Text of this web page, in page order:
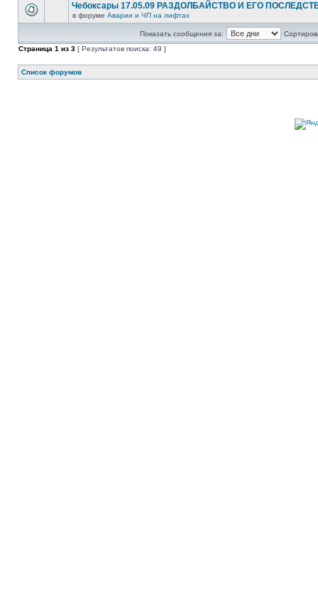
Чебоксары 17.05.09 РАЗДОЛБАЙСТВО И ЕГО
в форуме Аварии и ЧП на лифтах
Показать сообщения за:
Страница 1 из 3 [ Результатов поиска: 49 ]
Список форумов